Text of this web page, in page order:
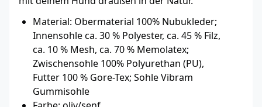
Material: Obermaterial 100% Nubukleder;
Innensohle ca. 30 % Polyester, ca. 45 % Filz,
ca. 10 % Mesh, ca. 70 % Memolatex;
Zwischensohle 100% Polyurethan (PU),
Futter 100 % Gore-Tex; Sohle Vibram
Gummisohle